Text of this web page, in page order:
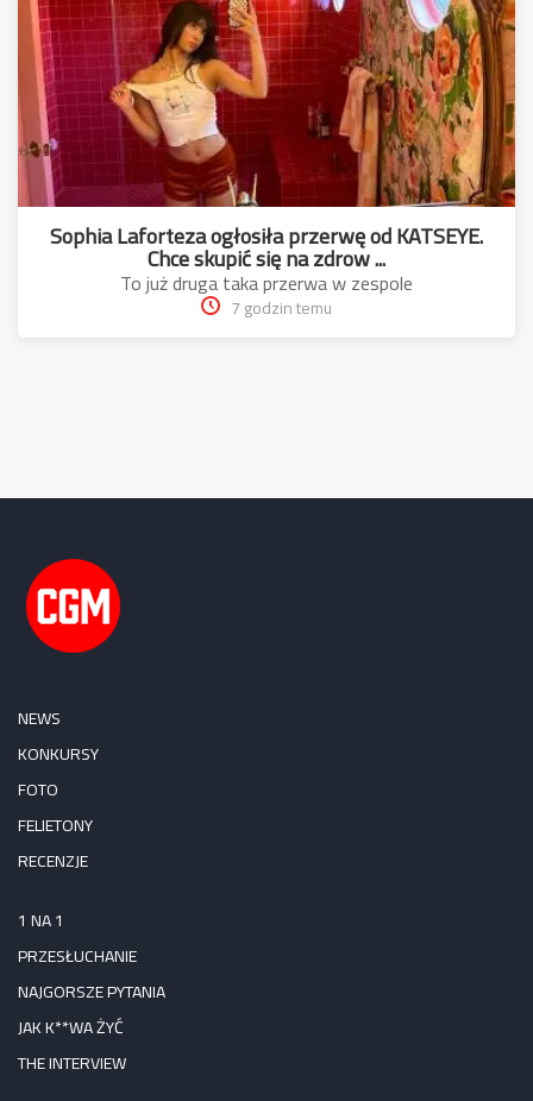
Sophia Laforteza ogłosiła przerwę od KATSEYE.
Chce skupić się na zdrow ...
To już druga taka przerwa w zespole
7 godzin temu
NEWS
KONKURSY
FOTO
FELIETONY
RECENZJE
1 NA 1
PRZESŁUCHANIE
NAJGORSZE PYTANIA
JAK K**WA ŻYĆ
THE INTERVIEW